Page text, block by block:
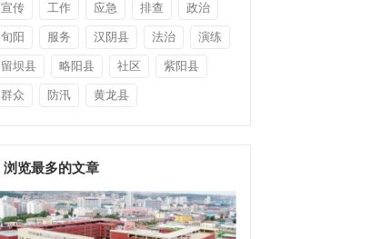
宣传 工作 应急 排查 政治
旬阳 服务 汉阴县 法治 演练
留坝县 略阳县 社区 紫阳县
群众 防汛 黄龙县
浏览最多的文章